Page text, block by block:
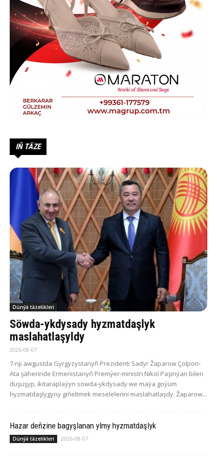
IŇ TÄZE
Dünýä täzelikleri
Söwda-ykdysady hyzmatdaşlyk
maslahatlaşyldy
2026-08-07
7-nji awgustda Gyrgyzystanyň Prezidenti Sadyr Žaparow Çolpon-
Ata şäherinde Ermenistanyň Premýer-ministri Nikol Paşinýan bilen
duşuşyp, ikitaraplaýyn söwda-ykdysady we maýa goýum
hyzmatdaşlygyny giňeltmek meselelerini maslahatlaşdy. Žaparow...
Hazar deňzine bagyşlanan ylmy hyzmatdaşlyk
Dünýä täzelikleri 2026-08-07